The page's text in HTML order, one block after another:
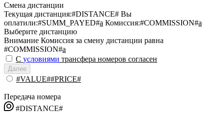
Смена дистанции
Текущая дистанция:#DISTANCE# Вы
оплатили:#SUMM_PAYED#a Комиссия:#COMMISSION#a
Выберите дистанцию
Внимание Комиссия за смену дистанции равна
#COMMISSION#a
С условиями трансфера номеров согласен
Далее
#VALUE##PRICE#
Передача номера
#DISTANCE#